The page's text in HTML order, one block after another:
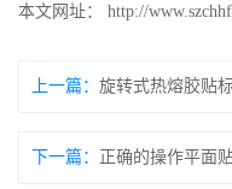
本文网址： http://
上一篇： 旋转式热熔胶贴
下一篇：